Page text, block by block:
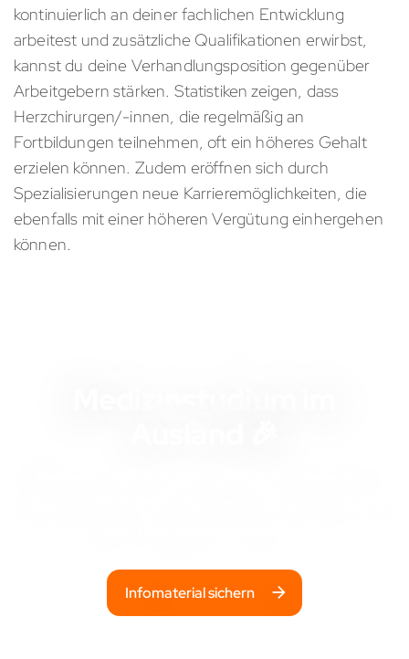
kontinuierlich an deiner fachlichen Entwicklung
arbeitest und zusätzliche Qualifikationen erwirbst,
kannst du deine Verhandlungsposition gegenüber
Arbeitgebern stärken. Statistiken zeigen, dass
Herzchirurgen/-innen, die regelmäßig an
Fortbildungen teilnehmen, oft ein höheres Gehalt
erzielen können. Zudem eröffnen sich durch
Spezialisierungen neue Karrieremöglichkeiten, die
ebenfalls mit einer höheren Vergütung einhergehen
können.
Infomaterial sichern